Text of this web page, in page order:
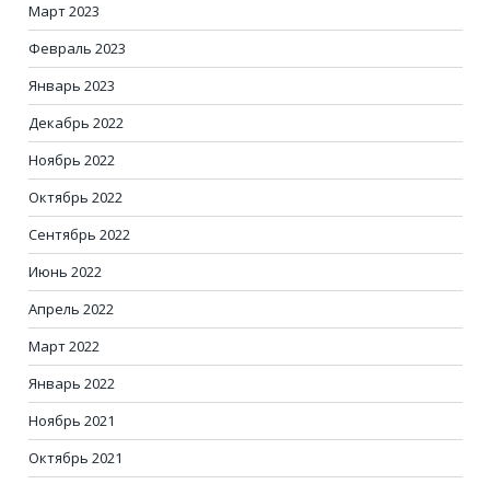
Март 2023
Февраль 2023
Январь 2023
Декабрь 2022
Ноябрь 2022
Октябрь 2022
Сентябрь 2022
Июнь 2022
Апрель 2022
Март 2022
Январь 2022
Ноябрь 2021
Октябрь 2021